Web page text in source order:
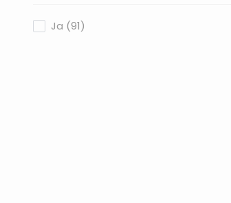
Ja (91products available
)